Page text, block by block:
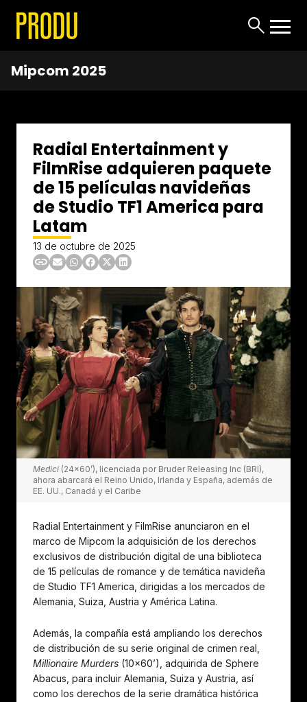
Mipcom 2025
Radial Entertainment y
FilmRise adquieren paquete
de 15 películas navideñas
de Studio TF1 America para
Latam
13 de octubre de 2025
Medici (24x60’), licenciada por Bruder Releasing Inc (BRI),
ahora abarcará el Reino Unido, Irlanda y España, además de
EE. UU., Canadá y el Caribe
Radial Entertainment y FilmRise anunciaron en el
marco de Mipcom la adquisición de los derechos
exclusivos de distribución digital de una biblioteca
de 15 películas de romance y de temática navideña
de Studio TF1 America, dirigidas a los mercados de
Alemania, Suiza, Austria y América Latina.
Además, la compañía está ampliando los derechos
de distribución de su serie original de crimen real,
Millionaire Murders (10×60’), adquirida de Sphere
Abacus, para incluir Alemania, Suiza y Austria, así
como los derechos de la serie dramática histórica